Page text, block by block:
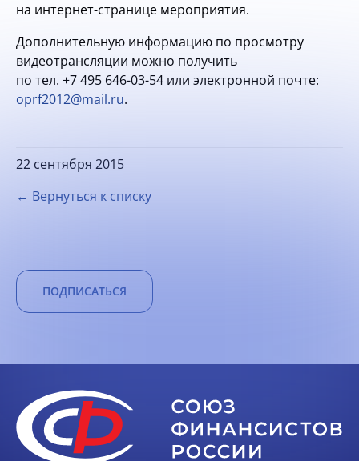
на интернет-странице мероприятия.
Дополнительную информацию по просмотру
видеотрансляции можно получить
по тел. +7 495 646-03-54 или электронной почте:
oprf2012@mail.ru.
22 сентября 2015
← Вернуться к списку
ПОДПИСАТЬСЯ